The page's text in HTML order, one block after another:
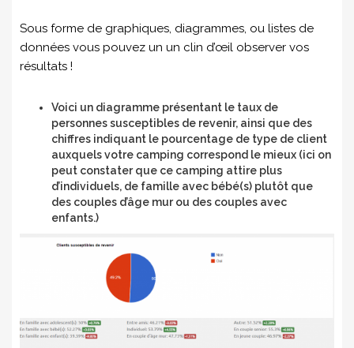
Sous forme de graphiques, diagrammes, ou listes de
données vous pouvez un un clin d’œil observer vos
résultats !
Voici un diagramme présentant le taux de
personnes susceptibles de revenir, ainsi que des
chiffres indiquant le pourcentage de type de client
auxquels votre camping correspond le mieux (ici on
peut constater que ce camping attire plus
d’individuels, de famille avec bébé(s) plutôt que
des couples d’âge mur ou des couples avec
enfants.)